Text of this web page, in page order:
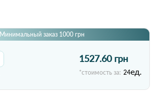
Минимальный заказ 1000 грн
1527.60 грн
*стоимость за: 24ед.